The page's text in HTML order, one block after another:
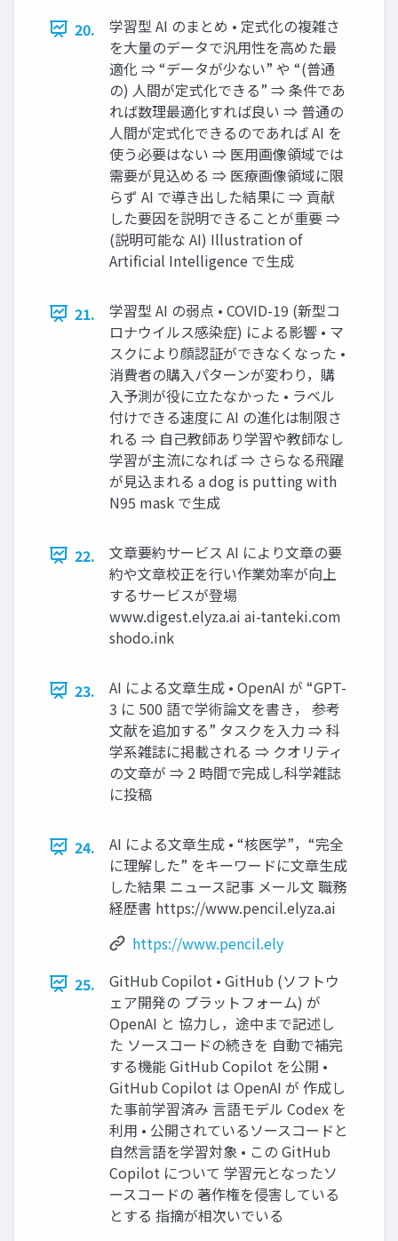
20.
学習型 AI のまとめ • 定式化の複雑さ
を⼤量のデータで汎⽤性を⾼めた最
適化 ⇒ “データが少ない” や “(普通
の) ⼈間が定式化できる” ⇒ 条件であ
れば数理最適化すれば良い ⇒ 普通の
⼈間が定式化できるのであれば AI を
使う必要はない ⇒ 医⽤画像領域では
需要が⾒込める ⇒ 医療画像領域に限
らず AI で導き出した結果に ⇒ 貢献
した要因を説明できることが重要 ⇒
(説明可能な AI) Illustration of
Artiﬁcial Intelligence で⽣成
21.
学習型 AI の弱点 • COVID-19 (新型コ
ロナウイルス感染症) による影響 • マ
スクにより顔認証ができなくなった •
消費者の購⼊パターンが変わり，購
⼊予測が役に⽴たなかった • ラベル
付けできる速度に AI の進化は制限さ
れる ⇒ ⾃⼰教師あり学習や教師なし
学習が主流になれば ⇒ さらなる⾶躍
が⾒込まれる a dog is putting with
N95 mask で⽣成
22.
⽂章要約サービス AI により⽂章の要
約や⽂章校正を⾏い作業効率が向上
するサービスが登場
www.digest.elyza.ai ai-tanteki.com
shodo.ink
23.
AI による⽂章⽣成 • OpenAI が “GPT-
3 に 500 語で学術論⽂を書き， 参考
⽂献を追加する” タスクを⼊⼒ ⇒ 科
学系雑誌に掲載される ⇒ クオリティ
の⽂章が ⇒ 2 時間で完成し科学雑誌
に投稿
24.
AI による⽂章⽣成 • “核医学”，“完全
に理解した” をキーワードに⽂章⽣成
した結果 ニュース記事 メール⽂ 職務
経歴書 https://www.pencil.elyza.ai
https://www.pencil.ely
25.
GitHub Copilot • GitHub (ソフトウ
ェア開発の プラットフォーム) が
OpenAI と 協⼒し，途中まで記述し
た ソースコードの続きを ⾃動で補完
する機能 GitHub Copilot を公開 •
GitHub Copilot は OpenAI が 作成し
た事前学習済み ⾔語モデル Codex を
利⽤ • 公開されているソースコードと
⾃然⾔語を学習対象 • この GitHub
Copilot について 学習元となったソ
ースコードの 著作権を侵害している
とする 指摘が相次いでいる